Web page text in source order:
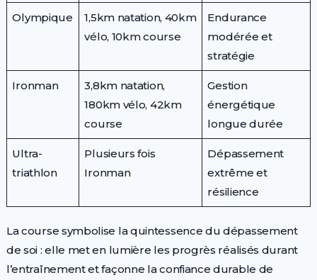
Olympique
1,5km natation, 40km
vélo, 10km course
Endurance
modérée et
stratégie
Ironman
3,8km natation,
180km vélo, 42km
course
Gestion
énergétique
longue durée
Ultra-
triathlon
Plusieurs fois
Ironman
Dépassement
extrême et
résilience
La course symbolise la quintessence du dépassement
de soi : elle met en lumière les progrès réalisés durant
l’entraînement et façonne la confiance durable de